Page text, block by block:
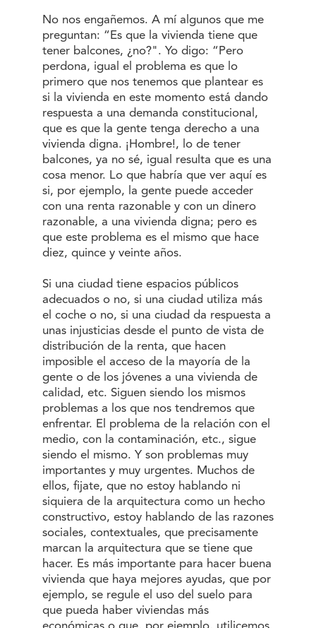
No nos engañemos. A mí algunos que me
preguntan: “Es que la vivienda tiene que
tener balcones, ¿no?". Yo digo: “Pero
perdona, igual el problema es que lo
primero que nos tenemos que plantear es
si la vivienda en este momento está dando
respuesta a una demanda constitucional,
que es que la gente tenga derecho a una
vivienda digna. ¡Hombre!, lo de tener
balcones, ya no sé, igual resulta que es una
cosa menor. Lo que habría que ver aquí es
si, por ejemplo, la gente puede acceder
con una renta razonable y con un dinero
razonable, a una vivienda digna; pero es
que este problema es el mismo que hace
diez, quince y veinte años.
Si una ciudad tiene espacios públicos
adecuados o no, si una ciudad utiliza más
el coche o no, si una ciudad da respuesta a
unas injusticias desde el punto de vista de
distribución de la renta, que hacen
imposible el acceso de la mayoría de la
gente o de los jóvenes a una vivienda de
calidad, etc. Siguen siendo los mismos
problemas a los que nos tendremos que
enfrentar. El problema de la relación con el
medio, con la contaminación, etc., sigue
siendo el mismo. Y son problemas muy
importantes y muy urgentes. Muchos de
ellos, fijate, que no estoy hablando ni
siquiera de la arquitectura como un hecho
constructivo, estoy hablando de las razones
sociales, contextuales, que precisamente
marcan la arquitectura que se tiene que
hacer. Es más importante para hacer buena
vivienda que haya mejores ayudas, que por
ejemplo, se regule el uso del suelo para
que pueda haber viviendas más